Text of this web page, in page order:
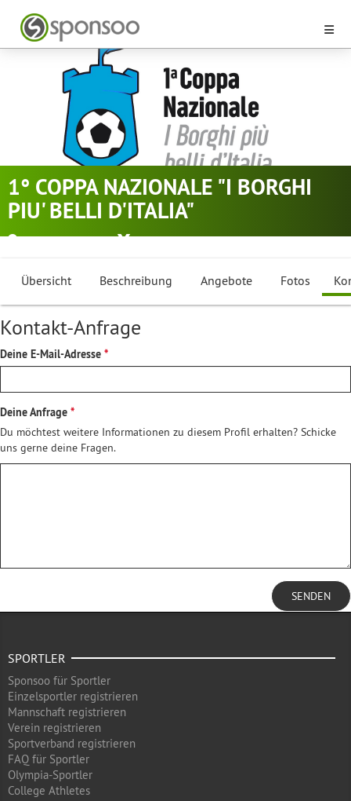
1° COPPA NAZIONALE "I BORGHI
PIU' BELLI D'ITALIA"
Vietri Sul Mare Futsal
Übersicht Beschreibung Angebote Fotos
Kontakt-Anfrage
Deine E-Mail-Adresse
Deine Anfrage
Du möchtest weitere Informationen zu diesem Profil erhalten? Schicke
uns gerne deine Fragen.
SENDEN
SPORTLER
Sponsoo für Sportler
Einzelsportler registrieren
Mannschaft registrieren
Verein registrieren
Sportverband registrieren
FAQ für Sportler
Olympia-Sportler
College Athletes